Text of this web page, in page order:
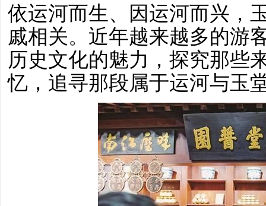
依运河而生、因运河而兴，
戚相关。近年越来越多的游
历史文化的魅力，探究那些
忆，追寻那段属于运河与玉